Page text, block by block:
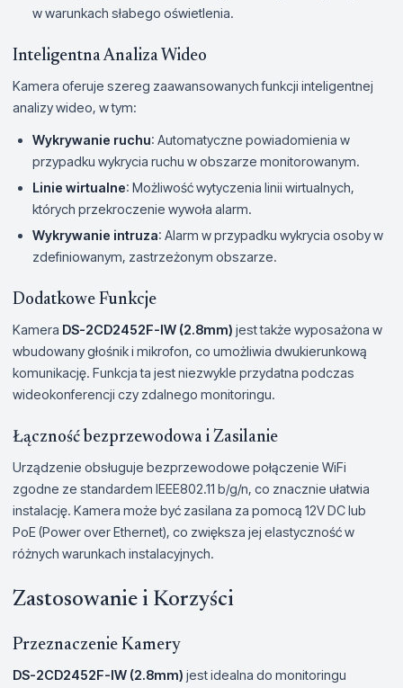
w warunkach słabego oświetlenia.
Inteligentna Analiza Wideo
Kamera oferuje szereg zaawansowanych funkcji inteligentnej
analizy wideo, w tym:
Wykrywanie ruchu: Automatyczne powiadomienia w
przypadku wykrycia ruchu w obszarze monitorowanym.
Linie wirtualne: Możliwość wytyczenia linii wirtualnych,
których przekroczenie wywoła alarm.
Wykrywanie intruza: Alarm w przypadku wykrycia osoby w
zdefiniowanym, zastrzeżonym obszarze.
Dodatkowe Funkcje
Kamera DS-2CD2452F-IW (2.8mm) jest także wyposażona w
wbudowany głośnik i mikrofon, co umożliwia dwukierunkową
komunikację. Funkcja ta jest niezwykle przydatna podczas
wideokonferencji czy zdalnego monitoringu.
Łączność bezprzewodowa i Zasilanie
Urządzenie obsługuje bezprzewodowe połączenie WiFi
zgodne ze standardem IEEE802.11 b/g/n, co znacznie ułatwia
instalację. Kamera może być zasilana za pomocą 12V DC lub
PoE (Power over Ethernet), co zwiększa jej elastyczność w
różnych warunkach instalacyjnych.
Zastosowanie i Korzyści
Przeznaczenie Kamery
DS-2CD2452F-IW (2.8mm) jest idealna do monitoringu